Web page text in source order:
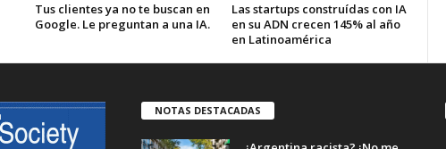
Tus clientes ya no te buscan en
Google. Le preguntan a una IA.
Las startups construídas con IA
en su ADN crecen 145% al año
en Latinoamérica
NOTAS DESTACADAS